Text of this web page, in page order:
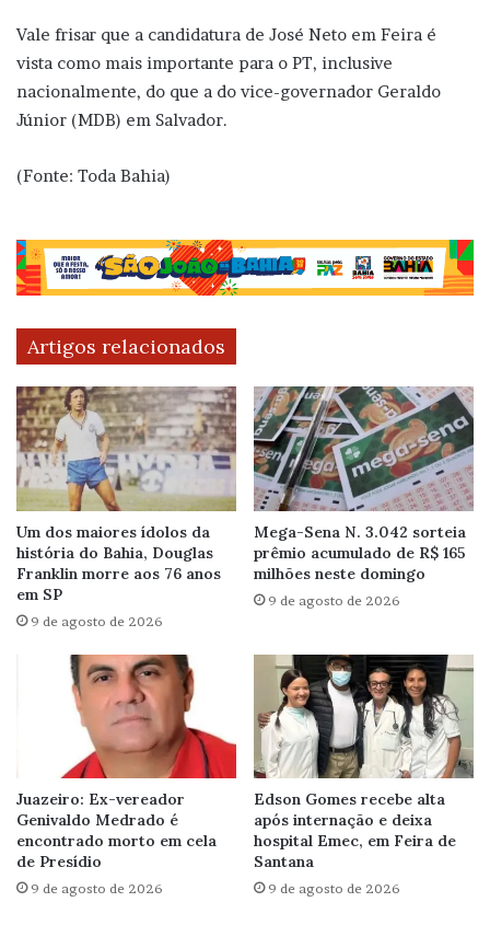
Vale frisar que a candidatura de José Neto em Feira é
vista como mais importante para o PT, inclusive
nacionalmente, do que a do vice-governador Geraldo
Júnior (MDB) em Salvador.
(Fonte: Toda Bahia)
Artigos relacionados
Um dos maiores ídolos da
história do Bahia, Douglas
Franklin morre aos 76 anos
em SP
9 de agosto de 2026
Mega-Sena N. 3.042 sorteia
prêmio acumulado de R$ 165
milhões neste domingo
9 de agosto de 2026
Juazeiro: Ex-vereador
Genivaldo Medrado é
encontrado morto em cela
de Presídio
9 de agosto de 2026
Edson Gomes recebe alta
após internação e deixa
hospital Emec, em Feira de
Santana
9 de agosto de 2026